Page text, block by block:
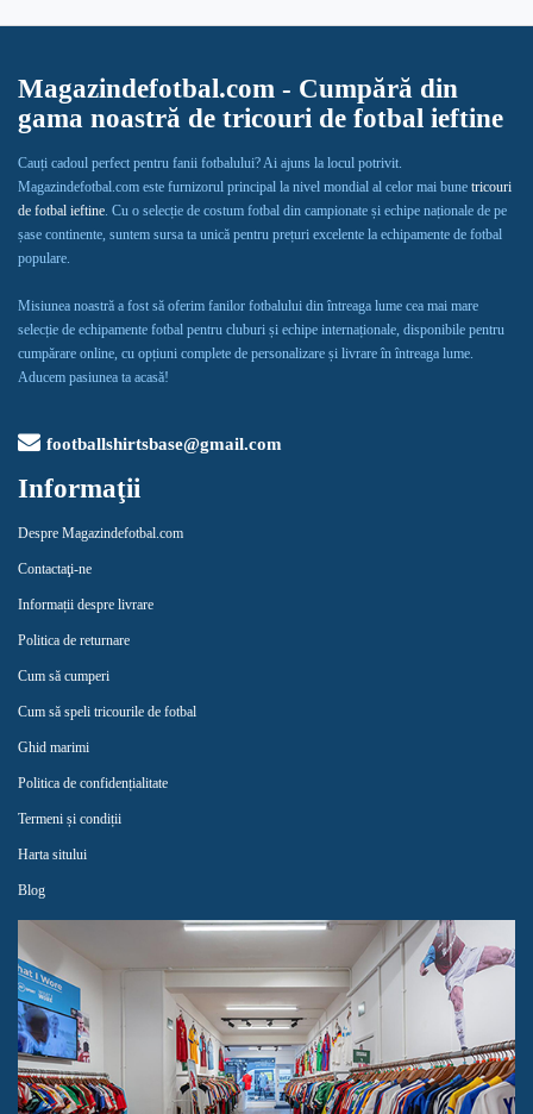
Magazindefotbal.com - Cumpără din
gama noastră de tricouri de fotbal ieftine
Cauți cadoul perfect pentru fanii fotbalului? Ai ajuns la locul potrivit.
Magazindefotbal.com este furnizorul principal la nivel mondial al celor mai bune tricouri
de fotbal ieftine. Cu o selecție de costum fotbal din campionate și echipe naționale de pe
șase continente, suntem sursa ta unică pentru prețuri excelente la echipamente de fotbal
populare.
Misiunea noastră a fost să oferim fanilor fotbalului din întreaga lume cea mai mare
selecție de echipamente fotbal pentru cluburi și echipe internaționale, disponibile pentru
cumpărare online, cu opțiuni complete de personalizare și livrare în întreaga lume.
Aducem pasiunea ta acasă!
footballshirtsbase@gmail.com
Informaţii
Despre Magazindefotbal.com
Contactaţi-ne
Informații despre livrare
Politica de returnare
Cum să cumperi
Cum să speli tricourile de fotbal
Ghid marimi
Politica de confidențialitate
Termeni și condiții
Harta sitului
Blog